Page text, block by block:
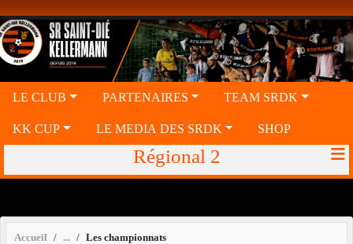
LE CLUB PARTENAIRES TEAM SRDK
KK CUP LE MEDIA DES SRDK SHOP
Régional 2
Accueil Les championnats